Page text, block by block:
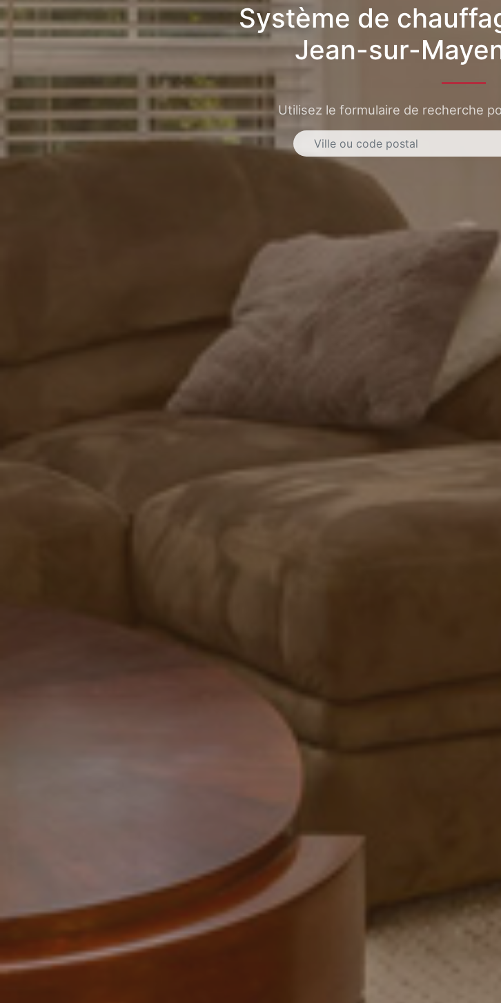
Système de
Jean-sur-
Utilisez le formulaire de recherche